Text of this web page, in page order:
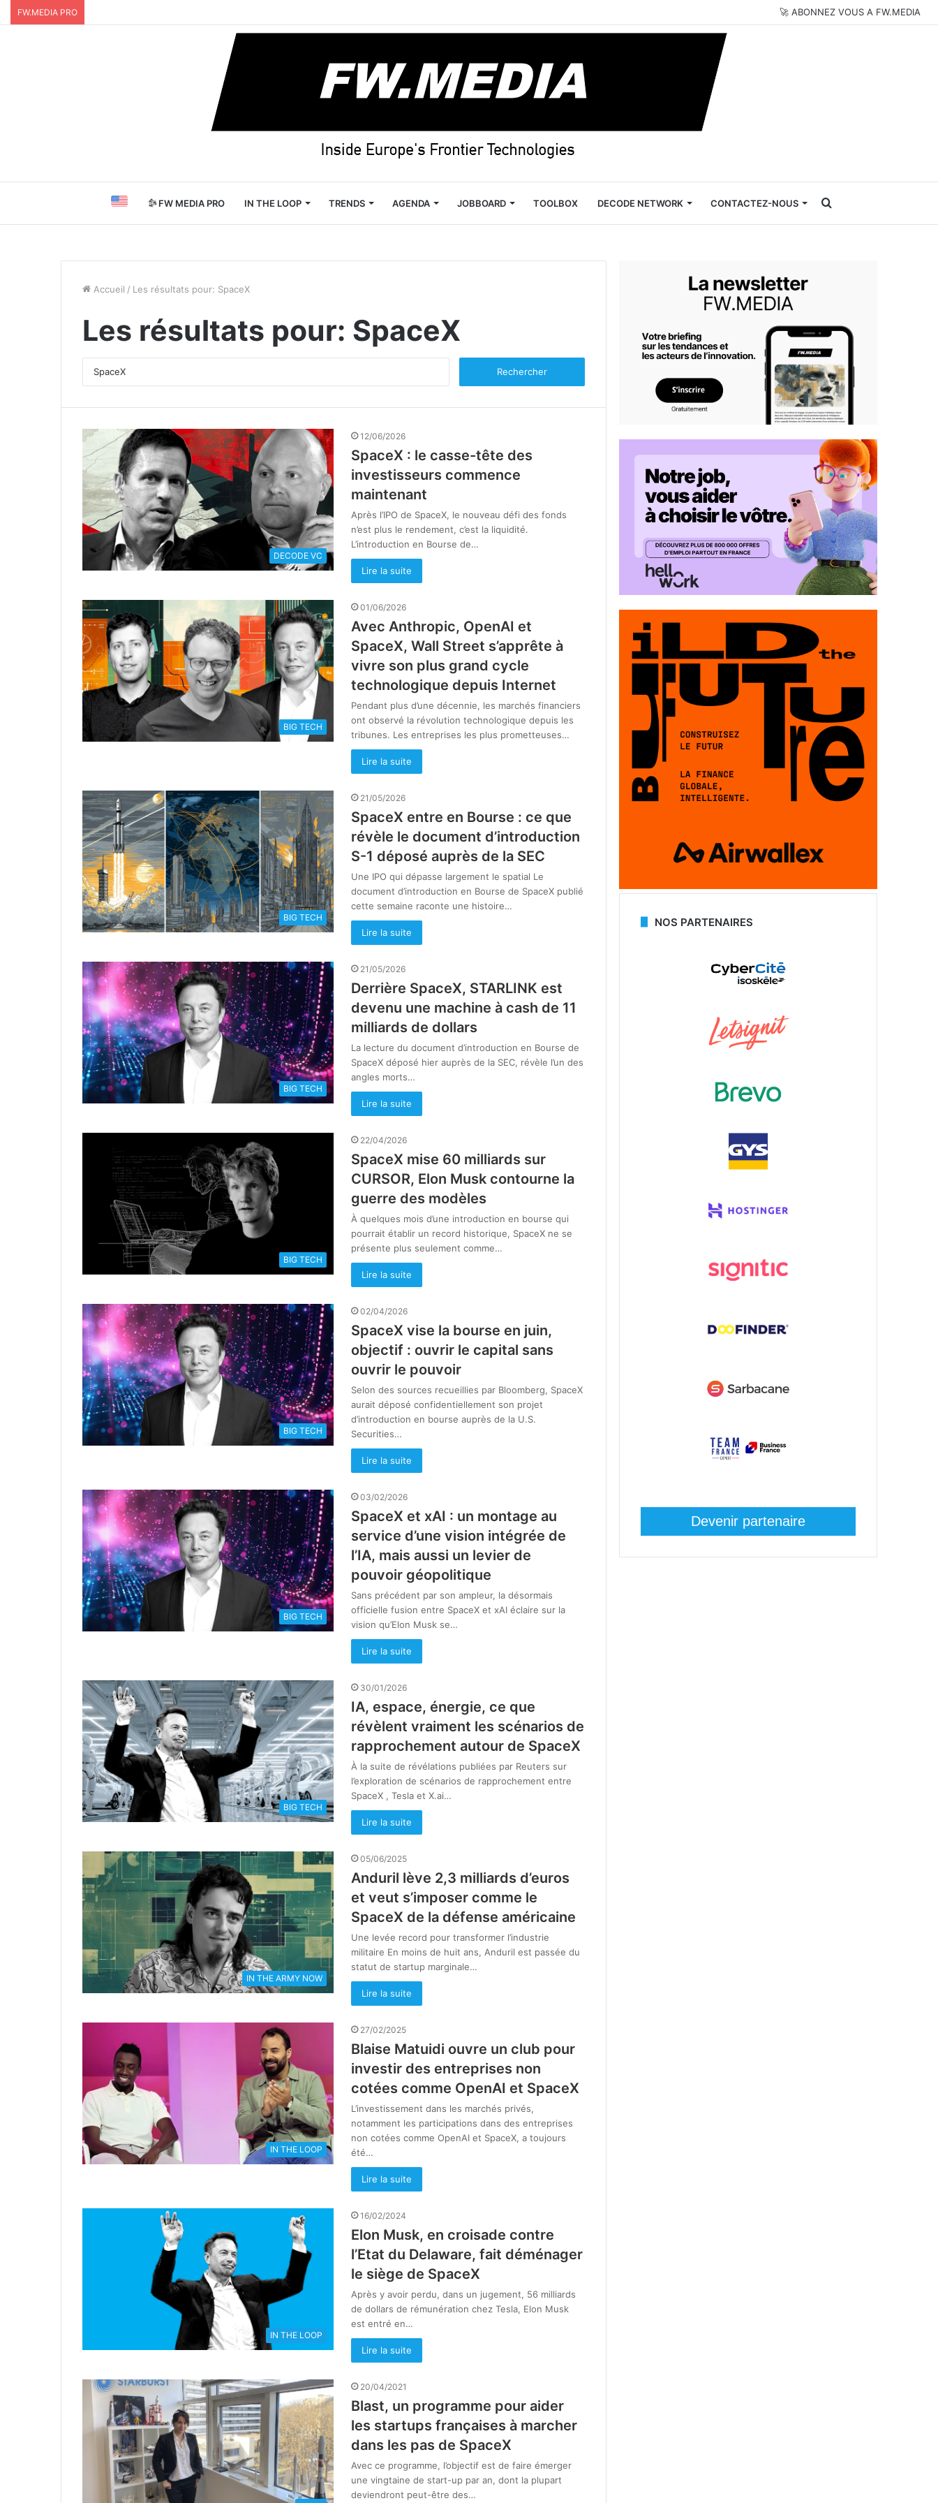
FW.MEDIA PRO 🚀 ABONNEZ VOUS A FW.MEDIA
FW MEDIA PRO IN THE LOOP TRENDS AGENDA JOBBOARD TOOLBOX DECODE NETWORK CONTACTEZ-NOUS Rechercher
Accueil / Les résultats pour: SpaceX
Les résultats pour: SpaceX
DECODE VC
12/06/2026
SpaceX : le casse-tête des
investisseurs commence
maintenant
Après l’IPO de SpaceX, le nouveau défi des fonds
n’est plus le rendement, c’est la liquidité.
L’introduction en Bourse de…
Lire la suite
BIG TECH
01/06/2026
Avec Anthropic, OpenAI et
SpaceX, Wall Street s’apprête à
vivre son plus grand cycle
technologique depuis Internet
Pendant plus d’une décennie, les marchés financiers
ont observé la révolution technologique depuis les
tribunes. Les entreprises les plus prometteuses…
Lire la suite
BIG TECH
21/05/2026
SpaceX entre en Bourse : ce que
révèle le document d’introduction
S-1 déposé auprès de la SEC
Une IPO qui dépasse largement le spatial Le
document d’introduction en Bourse de SpaceX publié
cette semaine raconte une histoire…
Lire la suite
BIG TECH
21/05/2026
Derrière SpaceX, STARLINK est
devenu une machine à cash de 11
milliards de dollars
La lecture du document d’introduction en Bourse de
SpaceX déposé hier auprès de la SEC, révèle l’un des
angles morts…
Lire la suite
BIG TECH
22/04/2026
SpaceX mise 60 milliards sur
CURSOR, Elon Musk contourne la
guerre des modèles
À quelques mois d’une introduction en bourse qui
pourrait établir un record historique, SpaceX ne se
présente plus seulement comme…
Lire la suite
BIG TECH
02/04/2026
SpaceX vise la bourse en juin,
objectif : ouvrir le capital sans
ouvrir le pouvoir
Selon des sources recueillies par Bloomberg, SpaceX
aurait déposé confidentiellement son projet
d’introduction en bourse auprès de la U.S.
Securities…
Lire la suite
BIG TECH
03/02/2026
SpaceX et xAI : un montage au
service d’une vision intégrée de
l’IA, mais aussi un levier de
pouvoir géopolitique
Sans précédent par son ampleur, la désormais
officielle fusion entre SpaceX et xAI éclaire sur la
vision qu’Elon Musk se…
Lire la suite
BIG TECH
30/01/2026
IA, espace, énergie, ce que
révèlent vraiment les scénarios de
rapprochement autour de SpaceX
À la suite de révélations publiées par Reuters sur
l’exploration de scénarios de rapprochement entre
SpaceX , Tesla et X.ai…
Lire la suite
IN THE ARMY NOW
05/06/2025
Anduril lève 2,3 milliards d’euros
et veut s’imposer comme le
SpaceX de la défense américaine
Une levée record pour transformer l’industrie
militaire En moins de huit ans, Anduril est passée du
statut de startup marginale…
Lire la suite
IN THE LOOP
27/02/2025
Blaise Matuidi ouvre un club pour
investir des entreprises non
cotées comme OpenAI et SpaceX
L’investissement dans les marchés privés,
notamment les participations dans des entreprises
non cotées comme OpenAI et SpaceX, a toujours
été…
Lire la suite
IN THE LOOP
16/02/2024
Elon Musk, en croisade contre
l’Etat du Delaware, fait déménager
le siège de SpaceX
Après y avoir perdu, dans un jugement, 56 milliards
de dollars de rémunération chez Tesla, Elon Musk
est entré en…
Lire la suite
20/04/2021
Blast, un programme pour aider
les startups françaises à marcher
dans les pas de SpaceX
Avec ce programme, l’objectif est de faire émerger
une vingtaine de start-up par an, dont la plupart
deviendront peut-être des…
NOS PARTENAIRES
Devenir partenaire